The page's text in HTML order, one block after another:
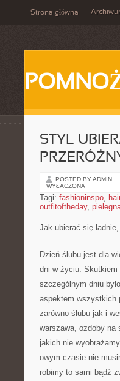
Strona główna
STYL
POSTED BY ADMIN
WYŁĄCZONA
Tagi: fashioninspo,
outfitoftheday,
Jak ubierać się
Dzień ślubu jest dla
dni w życiu. Skutkiem
szczególnym dniu
aspektem wszystkich
zarówno ślubu jak i
warszawa, ozdoby na
jakich nie
owym czasie nie
robimy to sami bądź